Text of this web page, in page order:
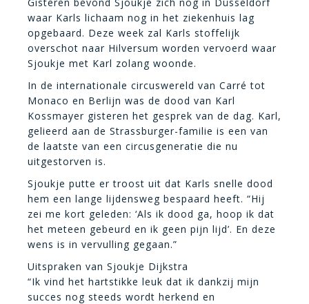
waar Karls lichaam nog in het ziekenhuis lag
opgebaard. Deze week zal Karls stoffelijk
overschot naar Hilversum worden vervoerd waar
Sjoukje met Karl zolang woonde.
In de internationale circuswereld van Carré tot
Monaco en Berlijn was de dood van Karl
Kossmayer gisteren het gesprek van de dag. Karl,
gelieerd aan de Strassburger-familie is een van
de laatste van een circusgeneratie die nu
uitgestorven is.
Sjoukje putte er troost uit dat Karls snelle dood
hem een lange lijdensweg bespaard heeft. “Hij
zei me kort geleden: ‘Als ik dood ga, hoop ik dat
het meteen gebeurd en ik geen pijn lijd’. En deze
wens is in vervulling gegaan.”
Uitspraken van Sjoukje Dijkstra
“Ik vind het hartstikke leuk dat ik dankzij mijn
succes nog steeds wordt herkend en